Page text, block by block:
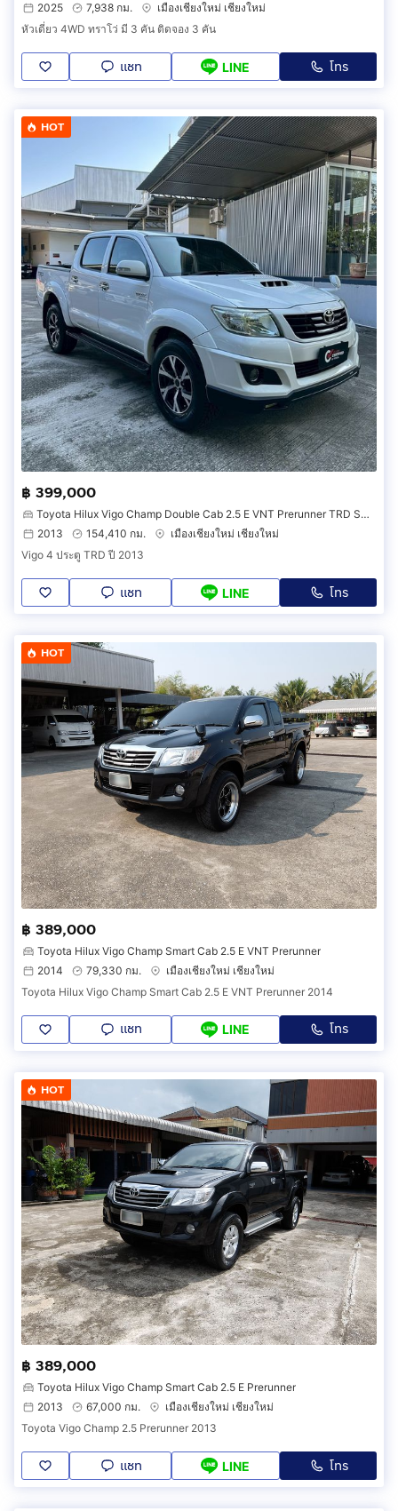
2025
7,938 กม.
เมืองเชียงใหม่ เชียงใหม่
หัวเดี่ยว 4WD ทราโว่ มี 3 คัน ติดจอง 3 คัน
แชท LINE โทร
HOT
฿ 399,000
Toyota Hilux Vigo Champ Double Cab 2.5 E VNT Prerunner TRD Sportivo
2013
154,410 กม.
เมืองเชียงใหม่ เชียงใหม่
Vigo 4 ประตู TRD ปี 2013
แชท LINE โทร
HOT
฿ 389,000
Toyota Hilux Vigo Champ Smart Cab 2.5 E VNT Prerunner
2014
79,330 กม.
เมืองเชียงใหม่ เชียงใหม่
Toyota Hilux Vigo Champ Smart Cab 2.5 E VNT Prerunner 2014
แชท LINE โทร
HOT
฿ 389,000
Toyota Hilux Vigo Champ Smart Cab 2.5 E Prerunner
2013
67,000 กม.
เมืองเชียงใหม่ เชียงใหม่
Toyota Vigo Champ 2.5 Prerunner 2013
แชท LINE โทร